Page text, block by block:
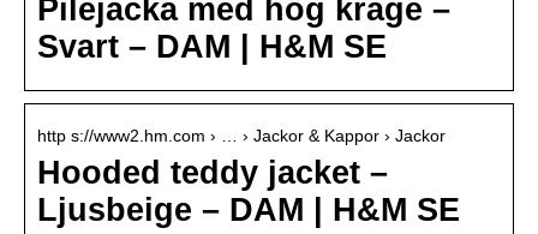
Pilejacka med hög krage –
Svart – DAM | H&M SE
http s://www2.hm.com › … › Jackor & Kappor › Jackor
Hooded teddy jacket –
Ljusbeige – DAM | H&M SE